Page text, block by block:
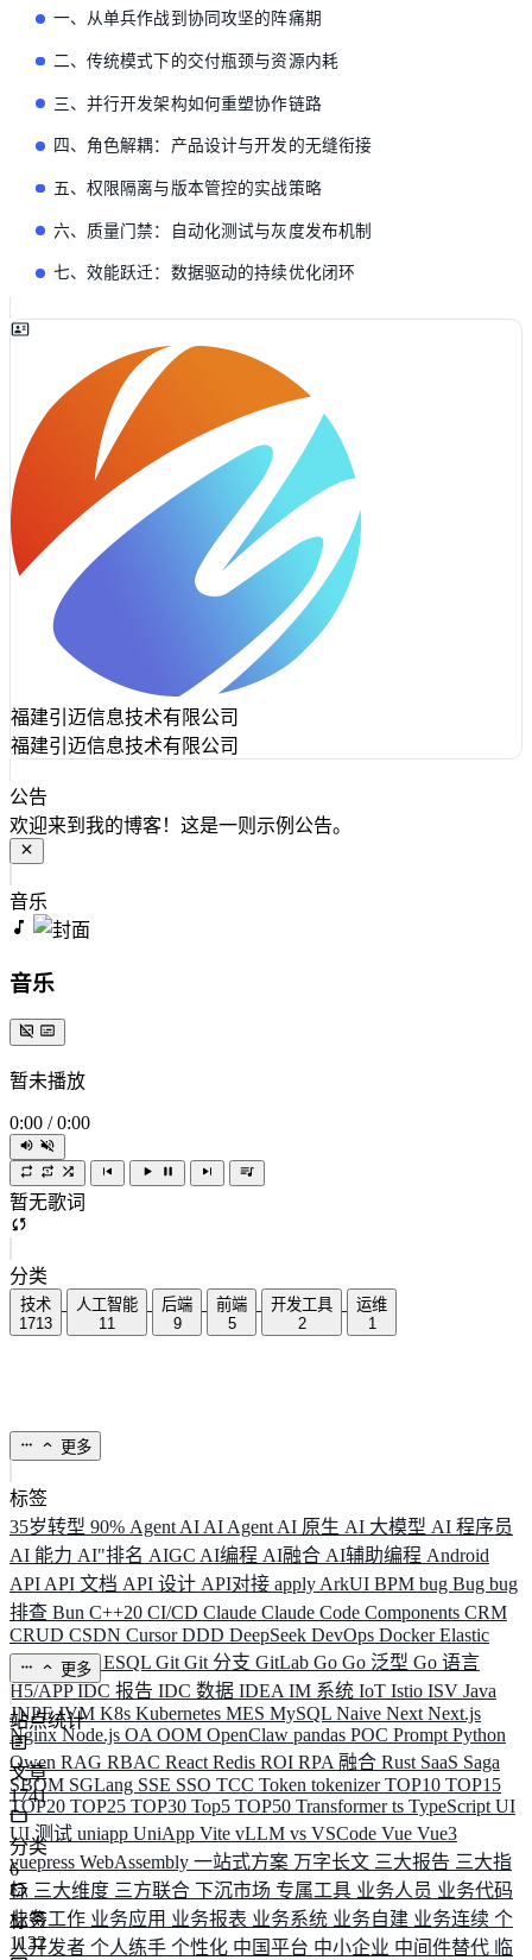
一、从单兵作战到协同攻坚的阵痛期
二、传统模式下的交付瓶颈与资源内耗
三、并行开发架构如何重塑协作链路
四、角色解耦：产品设计与开发的无缝衔接
五、权限隔离与版本管控的实战策略
六、质量门禁：自动化测试与灰度发布机制
七、效能跃迁：数据驱动的持续优化闭环
福建引迈信息技术有限公司
福建引迈信息技术有限公司
公告
欢迎来到我的博客！这是一则示例公告。
音乐
音乐
暂未播放
0:00 / 0:00
暂无歌词
分类
技术
1713
人工智能
11
后端
9
前端
5
开发工具
2
运维
1
更多
标签
35岁转型 90% Agent AI AI Agent AI 原生 AI 大模型 AI 程序员
AI 能力 AI"排名 AIGC AI编程 AI融合 AI辅助编程 Android
API API 文档 API 设计 API对接 apply ArkUI BPM bug Bug bug
排查 Bun C++20 CI/CD Claude Claude Code Components CRM
CRUD CSDN CursorDDD DeepSeek DevOps DockerElastic
ELK ElysiaESQL Git Git 分支 GitLab Go Go 泛型 Go 语言
H5/APPIDC 报告 IDC 数据 IDEA IM 系统 IoT Istio ISV Java
JNPFJVM K8s Kubernetes MES MySQL Naive Next Next.js
NginxNode.js OA OOM OpenClaw pandas POC Prompt Python
Qwen RAG RBAC React Redis ROI RPA 融合 Rust SaaS Saga
SBOM SGLang SSE SSO TCC Token tokenizerTOP10 TOP15
TOP20 TOP25 TOP30 Top5 TOP50 Transformerts TypeScript UI
UI 测试 uniapp UniApp Vite vLLM vs VSCode Vue Vue3
vuepress WebAssembly 一站式方案 万字长文 三大报告 三大指
标 三大维度 三方联合 下沉市场 专属工具 业务人员 业务代码
业务工作 业务应用 业务报表 业务系统 业务自建 业务连续 个
人开发者 个人练手 个性化 中国平台 中小企业 中间件替代 临
更多
站点统计
文章
1741
分类
6
标签
1132